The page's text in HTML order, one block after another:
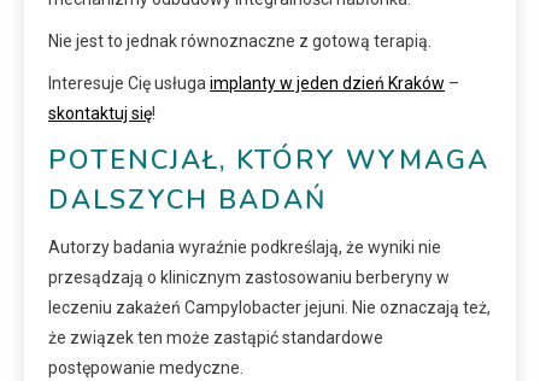
Nie jest to jednak równoznaczne z gotową terapią.
Interesuje Cię usługa implanty w jeden dzień Kraków –
skontaktuj się!
POTENCJAŁ, KTÓRY WYMAGA
DALSZYCH BADAŃ
Autorzy badania wyraźnie podkreślają, że wyniki nie
przesądzają o klinicznym zastosowaniu berberyny w
leczeniu zakażeń Campylobacter jejuni. Nie oznaczają też,
że związek ten może zastąpić standardowe
postępowanie medyczne.